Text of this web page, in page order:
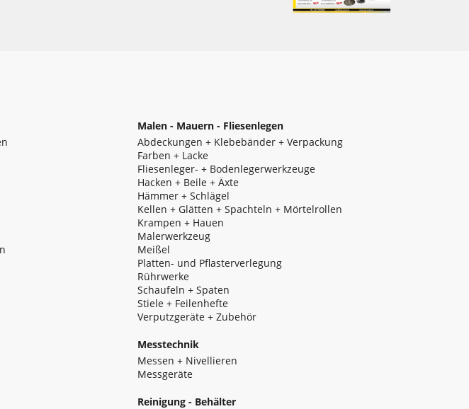
in und außerhalb des Lagergeländes des Verkäufers/Vermieters. Der
Verkäufer/Vermieter jedenfalls für den Ersatz sämtlicher Schäden, die beim
durch den Betrieb des Transportfahrzeuges am Gelände von Rosa Moser
auf Wunsch des Kunden diesem zugeschickt, bei ihm aufgestellt oder
die Gefahr des zufälligen Untergangs oder der zufälligen (nicht seitens Rosa
Verschlechterung oder die Gefahr eines Verzugs mit Verlassen des
Kunden über. Ausdrücklich festgehalten wird, dass der Verzug und jedwede
eines Paketdienstes oder sonstigen Lieferunternehmens jedenfalls nicht
sind, sofern Rosa Moser die Ware unter Zugrundelegung eines
fristgerecht abgeschickt / dem jeweiligen Paketdienst /
übergeben bzw. bereitgestellt hat.
mit dem Verbraucher der Transport und die Versicherung vereinbart,
zufälligen Untergangs und der zufälligen Verschlechterung der verkauften
Versendungskauf erst mit der Übergabe der Sache auf den Verbraucher
die Ware nicht fristgerecht ab und verweigert er auch nach einer ihm
Nachfrist ausdrücklich oder stillschweigend die Abnahme, kann der
Malen - Mauern - Fliesenlegen
Abdeckungen + Klebebänder + Verpackung
Farben + Lacke
Fliesenleger- + Bodenlegerwerkzeuge
Hacken + Beile + Äxte
Hämmer + Schlägel
Kellen + Glätten + Spachteln + Mörtelrollen
Krampen + Hauen
Malerwerkzeug
Meißel
Platten- und Pflasterverlegung
Rührwerke
Schaufeln + Spaten
Stiele + Feilenhefte
Verputzgeräte + Zubehör
Messtechnik
Messen + Nivellieren
Messgeräte
Reinigung - Behälter